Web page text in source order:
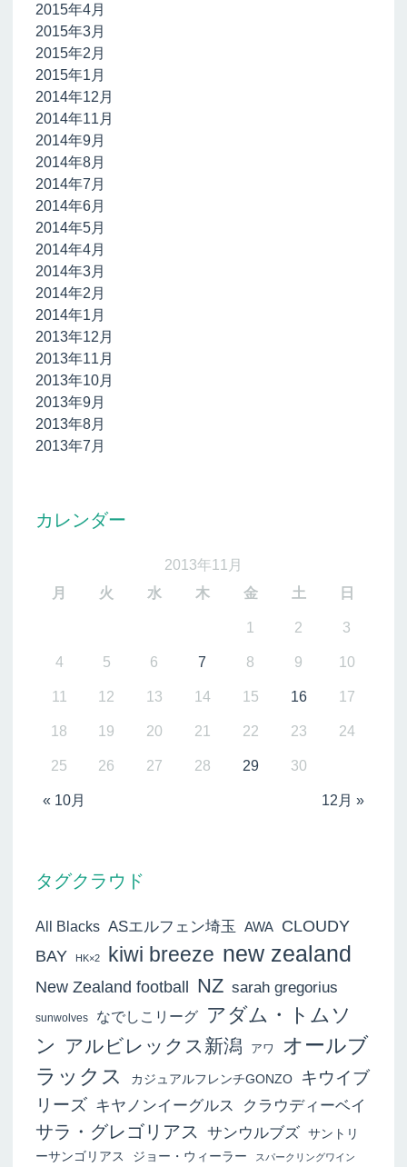
2015年4月
2015年3月
2015年2月
2015年1月
2014年12月
2014年11月
2014年9月
2014年8月
2014年7月
2014年6月
2014年5月
2014年4月
2014年3月
2014年2月
2014年1月
2013年12月
2013年11月
2013年10月
2013年9月
2013年8月
2013年7月
カレンダー
2013年11月
月
火 水 木 金 土 日
« 10月 12月 »
1 2 3
4 5 6 7 8 9 10
11 12 13 14 15 16 17
18 19 20 21 22 23 24
25 26 27 28 29 30
タグクラウド
All Blacks ASエルフェン埼玉 AWA CLOUDY
BAY
HK×2 kiwi breeze new zealand
New Zealand football NZ sarah gregorius
sunwolves なでしこリーグ
アダム・トムソ
ン
アルビレックス新潟 アワ
オールブ
ラックス
カジュアルフレンチGONZO
キウイブ
リーズ キヤノンイーグルス クラウディーベイ
サラ・グレゴリアス サンウルブズ サントリ
ーサンゴリアス
ジョー・ウィーラー スパークリングワイン